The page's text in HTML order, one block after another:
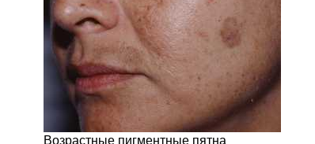
Возрастные пигментные пятна